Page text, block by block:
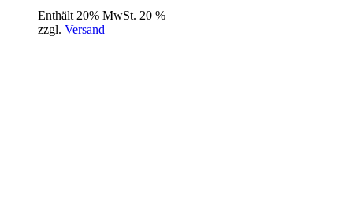
Enthält 20% MwSt. 20 %
zzgl. Versand